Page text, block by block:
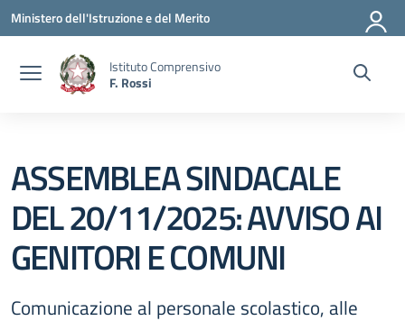
Vai ai contenuti
Vai al menu di navigazione
Vai al footer
Ministero dell'Istruzione e del Merito
Istituto Comprensivo
F. Rossi
ASSEMBLEA SINDACALE
DEL 20/11/2025: AVVISO AI
GENITORI E COMUNI
Comunicazione al personale scolastico, alle